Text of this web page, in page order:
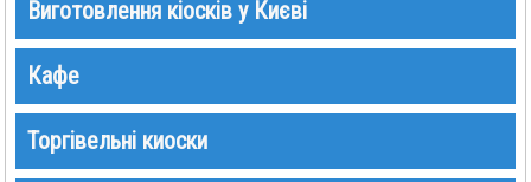
Виготовлення кіосків у Києві
Кафе
Торгівельні киоски